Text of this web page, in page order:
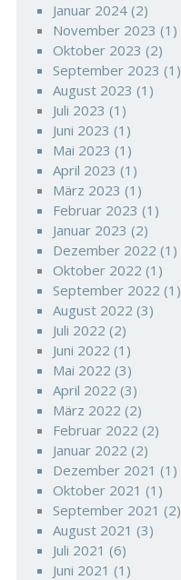
Januar 2024(2)
November 2023 (1)
Oktober 2023 (2)
September 2023 (1)
August 2023 (1)
Juli 2023 (1)
Juni 2023 (1)
Mai 2023 (1)
April 2023 (1)
März 2023 (1)
Februar 2023 (1)
Januar 2023 (2)
Dezember 2022 (1)
Oktober 2022 (1)
September 2022 (1)
August 2022 (3)
Juli 2022 (2)
Juni 2022 (1)
Mai 2022 (3)
April 2022 (3)
März 2022 (2)
Februar 2022 (2)
Januar 2022 (2)
Dezember 2021 (1)
Oktober 2021 (1)
September 2021 (2)
August 2021 (3)
Juli 2021 (6)
Juni 2021 (1)